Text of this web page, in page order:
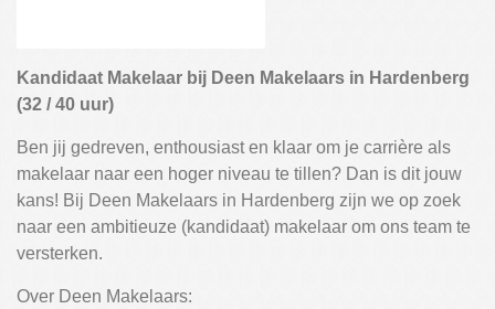
Kandidaat Makelaar bij Deen Makelaars in Hardenberg
(32 / 40 uur)
Ben jij gedreven, enthousiast en klaar om je carrière als
makelaar naar een hoger niveau te tillen? Dan is dit jouw
kans! Bij Deen Makelaars in Hardenberg zijn we op zoek
naar een ambitieuze (kandidaat) makelaar om ons team te
versterken.
Over Deen Makelaars: